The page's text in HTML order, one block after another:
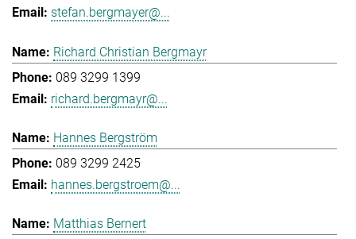
stefan.bergmayer@...
Richard Christian Bergmayr
089 3299 1399
richard.bergmayr@...
Hannes Bergström
089 3299 2425
hannes.bergstroem@...
Matthias Bernert